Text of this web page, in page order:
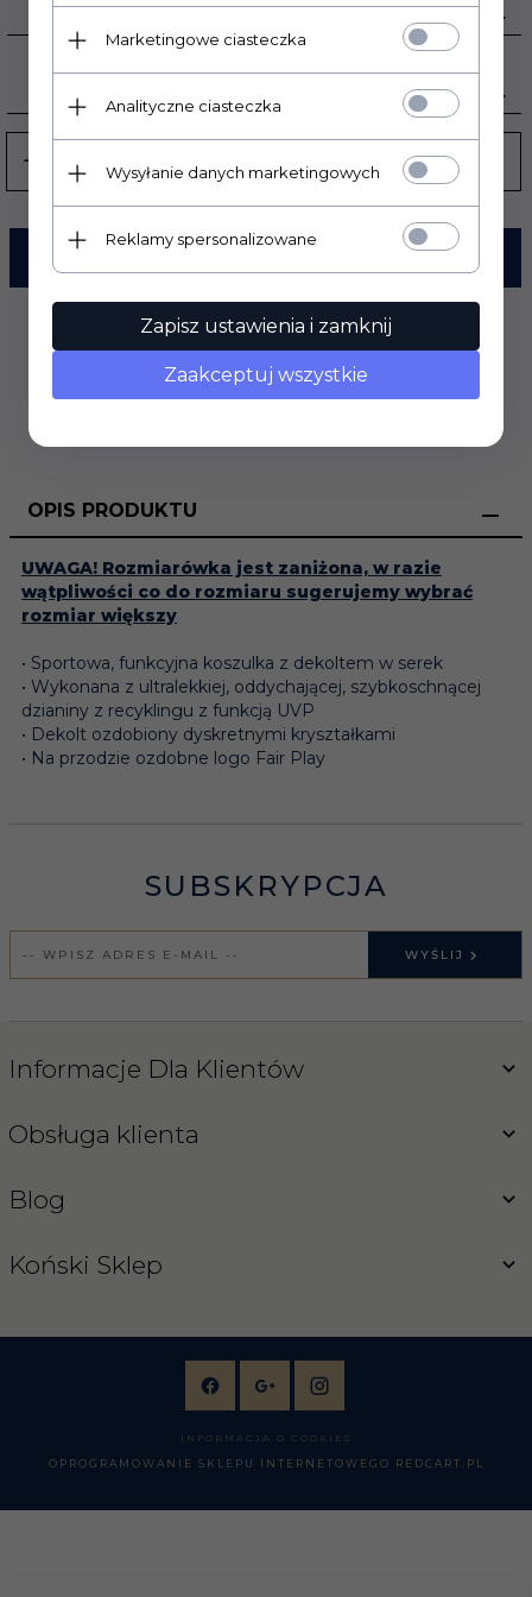
OPIS PRODUKTU
UWAGA! Rozmiarówka jest zaniżona, w razie
wątpliwości co do rozmiaru sugerujemy wybrać
rozmiar większy
• Sportowa, funkcyjna koszulka z dekoltem w serek
• Wykonana z ultralekkiej, oddychającej, szybkoschnącej
dzianiny z recyklingu z funkcją UVP
• Dekolt ozdobiony dyskretnymi kryształkami
• Na przodzie ozdobne logo Fair Play
SUBSKRYPCJA
WYŚLIJ
Informacje Dla Klientów
Obsługa klienta
Blog
Koński Sklep
sklep@konski-sklep.pl
INFORMACJA O COOKIES
OPROGRAMOWANIE SKLEPU INTERNETOWEGO REDCART.PL
Marketingowe ciasteczka
Analityczne ciasteczka
Wysyłanie danych marketingowych
Reklamy spersonalizowane
Zapisz ustawienia i zamknij
Zaakceptuj wszystkie